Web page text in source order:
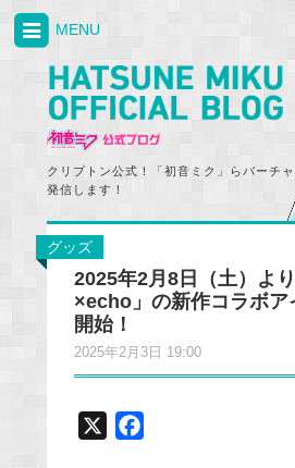
クリプトン公式！「初音ミク」らバーチ
発信します！
MENU
グッズ
2025年2月8日（土）よ
×echo」の新作コラボア
開始！
2025年2月3日 19:00